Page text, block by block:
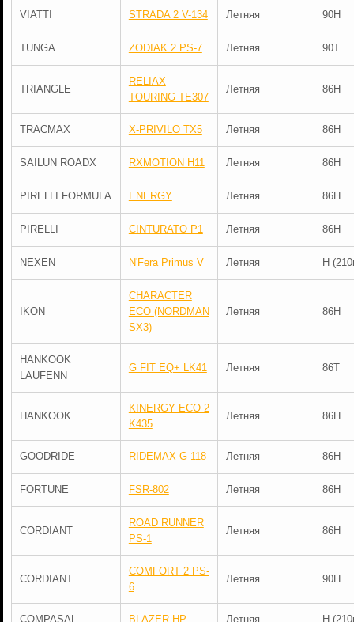
VIATTI STRADA 2 V-134 Летняя 90H
TUNGA ZODIAK 2 PS-7 Летняя 90T
TRIANGLE
RELIAX
TOURING TE307
Летняя 86H
TRACMAX X-PRIVILO TX5 Летняя 86H
SAILUN ROADX RXMOTION H11 Летняя 86H
PIRELLI FORMULA ENERGY Летняя 86H
PIRELLI CINTURATO P1 Летняя 86H
NEXEN N'Fera Primus V Летняя H
IKON
CHARACTER
ECO (NORDMAN
SX3)
Летняя 86H
HANKOOK
LAUFENN
G FIT EQ+ LK41 Летняя 86T
HANKOOK
KINERGY ECO 2
K435
Летняя 86H
GOODRIDE RIDEMAX G-118 Летняя 86H
FORTUNE FSR-802 Летняя 86H
CORDIANT
ROAD RUNNER
PS-1
Летняя 86H
CORDIANT
COMFORT 2 PS-
6
Летняя 90H
COMPASAL BLAZER HP Летняя H